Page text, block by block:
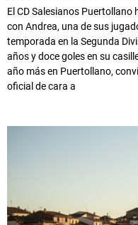
El CD Salesianos
con Andrea, una de sus
temporada en la Segunda
años y doce goles en su
año más en Puertollano,
oficial de cara a